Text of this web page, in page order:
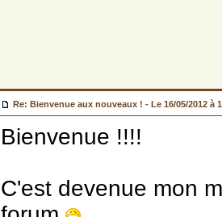
Re: Bienvenue aux nouveaux ! - Le 16/05/2012 à
Bienvenue !!!!
C'est devenue mon